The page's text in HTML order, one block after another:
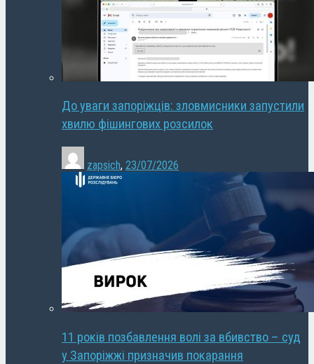
До уваги запоріжців: зловмисники запустили
хвилю фішингових розсилок
zapsich, 23/07/2026
11 років позбавлення волі за вбивство – суд
у Запоріжжі призначив покарання